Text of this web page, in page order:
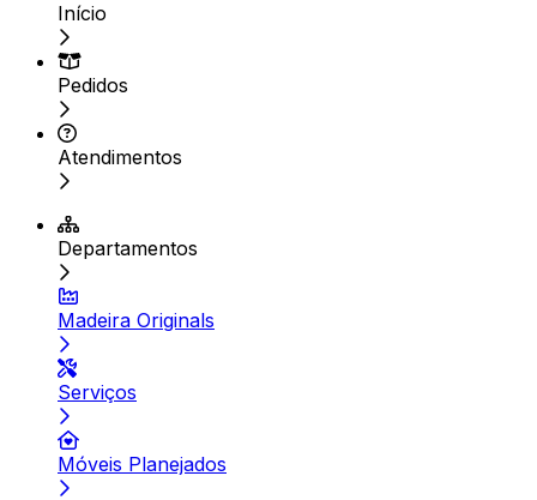
Início
Pedidos
Atendimentos
Departamentos
Madeira Originals
Serviços
Móveis Planejados